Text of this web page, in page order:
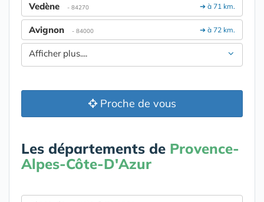
➔ à 71 km.
Vedène - 84270
➔ à 72 km.
Avignon - 84000
Afficher plus....
Proche de vous
Les départements de Provence-
Alpes-Côte-D'Azur